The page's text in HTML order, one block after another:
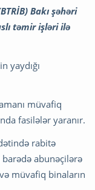
Bakı şəhəri
təmir işləri ilə
yaydığı
müvafiq
fasilələr yaranır.
rabitə
abunəçilərə
müvafiq binaların